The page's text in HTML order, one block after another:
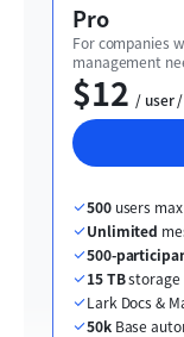
Pro
For companies
management
$12
/
500 users max
Unlimited
500-
15 TB storage
Lark Docs &
50k Base